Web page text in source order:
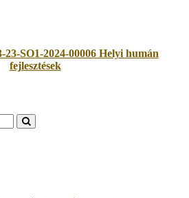
SO1-2024-00006 Helyi humán
fejlesztések